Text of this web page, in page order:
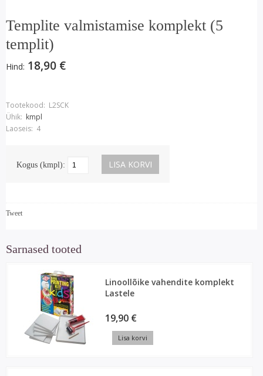
Templite valmistamise komplekt (5
templit)
Hind: 18,90 €
Tootekood: L2SCK
Ühik: kmpl
Laoseis: 4
Kogus (kmpl):
Tweet
Sarnased tooted
Linoollõike vahendite komplekt
Lastele
19,90 €
Lisa korvi